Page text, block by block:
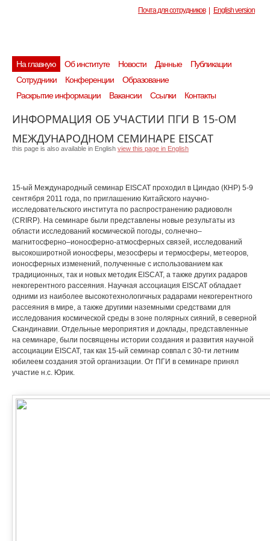
Почта для сотрудников English version
На главную Об институте Новости Данные
Публикации
Сотрудники
Конференции
Образование
Раскрытие информации
Вакансии Ссылки Контакты
ИНФОРМАЦИЯ ОБ УЧАСТИИ ПГИ В 15-ОМ
МЕЖДУНАРОДНОМ СЕМИНАРЕ EISCAT
this page is also available in English view this page in English
15-ый Международный семинар EISCAT проходил в Циндао (КНР) 5-9
сентября 2011 года, по приглашению Китайского научно-
исследовательского института по распространению радиоволн
(CRIRP). На семинаре были представлены новые результаты из
области исследований космической погоды, солнечно–
магнитосферно–ионосферно-атмосферных связей, исследований
высокоширотной ионосферы, мезосферы и термосферы, метеоров,
ионосферных изменений, полученные с использованием как
традиционных, так и новых методик EISCAT, а также других радаров
некогерентного рассеяния. Научная ассоциация EISCAT обладает
одними из наиболее высокотехнологичных радарами некогерентного
рассеяния в мире, а также другими наземными средствами для
исследования космической среды в зоне полярных сияний, в северной
Скандинавии. Отдельные мероприятия и доклады, представленные
на семинаре, были посвящены истории создания и развития научной
ассоциации EISCAT, так как 15-ый семинар совпал с 30-ти летним
юбилеем создания этой организации. От ПГИ в семинаре принял
участие н.с. Юрик.